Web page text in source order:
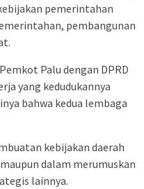
pemerintahan
pembangunan
Palu dengan DPRD
yang kedudukannya
bahwa kedua lembaga
kebijakan daerah
dalam merumuskan
lainnya.